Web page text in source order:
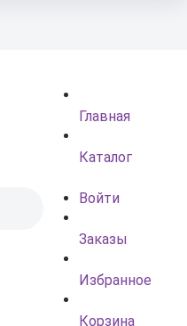
Главная
Каталог
Войти
Заказы
Избранное
Корзина